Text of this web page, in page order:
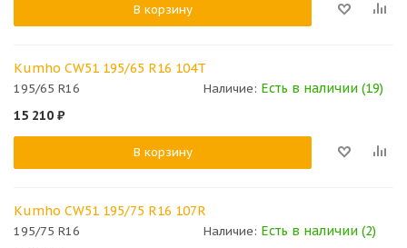
В корзину
Kumho CW51 195/65 R16 104T
195/65 R16 Наличие: Есть в наличии (19)
15 210 ₽
В корзину
Kumho CW51 195/75 R16 107R
195/75 R16 Наличие: Есть в наличии (2)